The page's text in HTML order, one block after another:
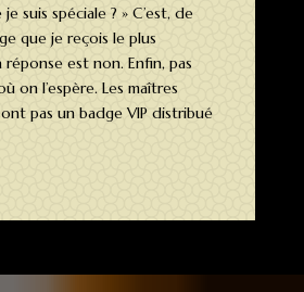
suis spéciale ? » C’est, de
que je reçois le plus
réponse est non. Enfin, pas
on l’espère. Les maîtres
pas un badge VIP distribué